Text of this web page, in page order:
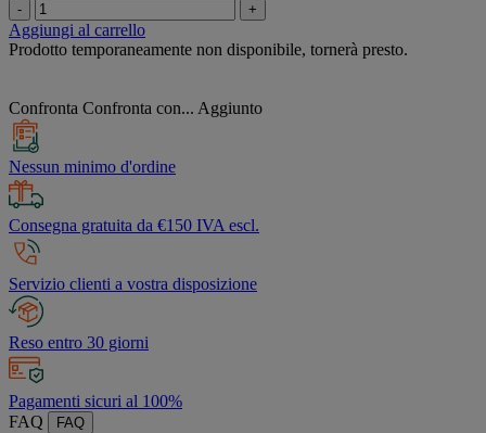
- +
Aggiungi al carrello
Prodotto temporaneamente non disponibile, tornerà presto.
Confronta Confronta con... Aggiunto
Nessun minimo d'ordine
Consegna gratuita da €150 IVA escl.
Servizio clienti a vostra disposizione
Reso entro 30 giorni
Pagamenti sicuri al 100%
FAQ
FAQ